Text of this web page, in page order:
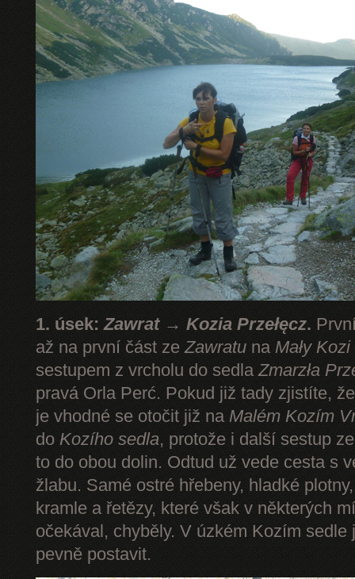
1. úsek:Zawrat → Kozia Przełęcz.
až na první část zeZawratu naMały Kozi
sestupem z vrcholu do sedlaZmarzła
pravá Orla Perć. Pokud již tady zjistíte,
je vhodné se otočit již na Malém Kozím
do Kozího sedla, protože i další sestup
to do obou dolin. Odtud už vede cesta s
žlabu. Samé ostré hřebeny, hladké
kramle a řetězy, které však v některých
očekával, chyběly. V úzkém Kozím sedle
pevně postavit.